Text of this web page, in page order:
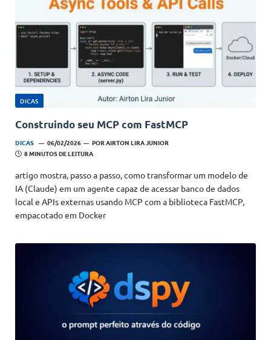
DICAS
Construindo seu MCP com FastMCP
DICAS 06/02/2026 POR AIRTON LIRA JUNIOR
8 MINUTOS DE LEITURA
artigo mostra, passo a passo, como transformar um modelo de
IA (Claude) em um agente capaz de acessar banco de dados
local e APIs externas usando MCP com a biblioteca FastMCP,
empacotado em Docker